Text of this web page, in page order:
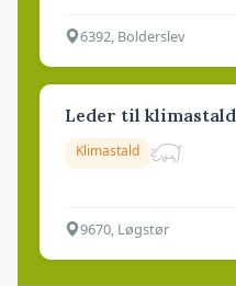
6392, Bolderslev
Leder til klimastald
Klimastald
9670, Løgstør